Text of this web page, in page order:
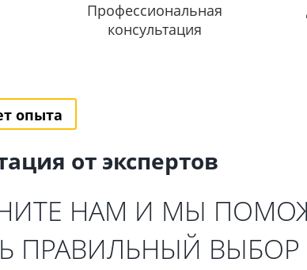
Профессиональная
консультация
опыта
от экспертов
НАМ И МЫ
ПРАВИЛЬНЫЙ ВЫБОР